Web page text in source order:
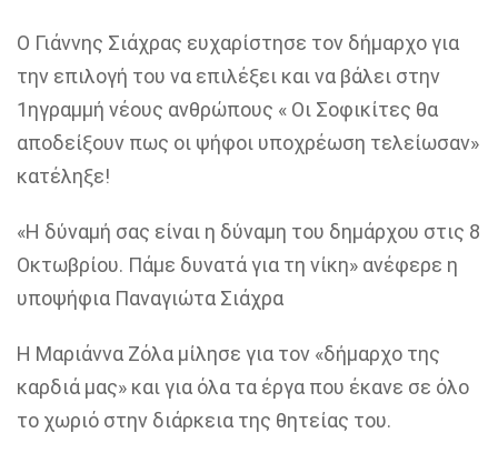
Ο Γιάννης Σιάχρας ευχαρίστησε τον δήμαρχο για
την επιλογή του να επιλέξει και να βάλει στην
1ηγραμμή νέους ανθρώπους « Οι Σοφικίτες θα
αποδείξουν πως οι ψήφοι υποχρέωση τελείωσαν»
κατέληξε!
«Η δύναμή σας είναι η δύναμη του δημάρχου στις 8
Οκτωβρίου. Πάμε δυνατά για τη νίκη» ανέφερε η
υποψήφια Παναγιώτα Σιάχρα
Η Μαριάννα Ζόλα μίλησε για τον «δήμαρχο της
καρδιά μας» και για όλα τα έργα που έκανε σε όλο
το χωριό στην διάρκεια της θητείας του.